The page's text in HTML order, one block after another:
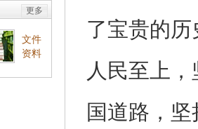
了宝贵的
人民至上
国道路，